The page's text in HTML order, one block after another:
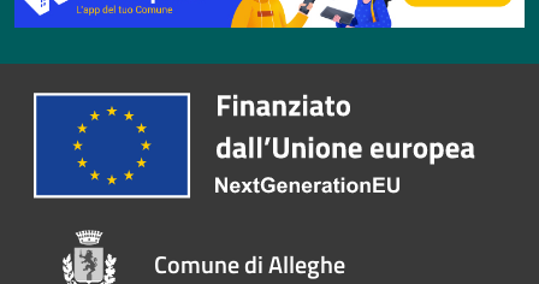
Comune di Alleghe